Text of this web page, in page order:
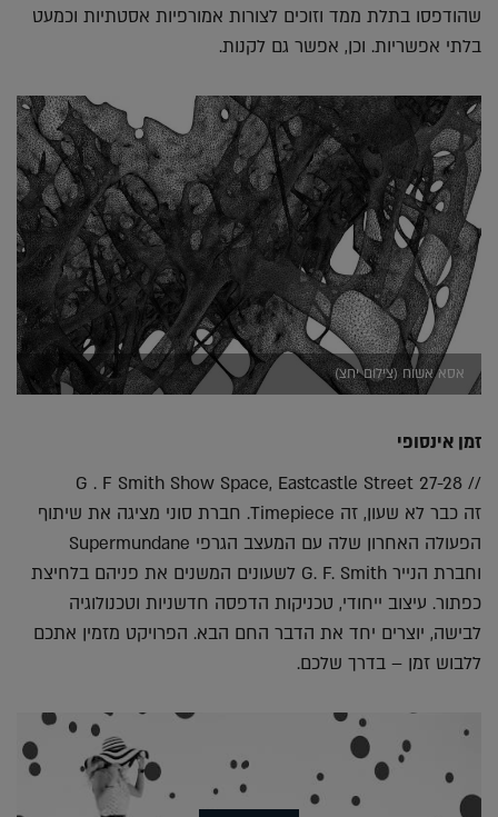
שהודפסו בתלת ממד וזוכים לצורות אמורפיות אסטתיות וכמעט
בלתי אפשריות. וכן, אפשר גם לקנות.
אסא אשוח (צילום יחצ)
זמן אינסופי
// G . F Smith Show Space, Eastcastle Street 27-28
זה כבר לא שעון, זה Timepiece. חברת סוני מציגה את שיתוף
הפעולה האחרון שלה עם המעצב הגרפי Supermundane
וחברת הנייר G. F. Smith לשעונים המשנים את פניהם בלחיצת
כפתור. עיצוב ייחודי, טכניקות הדפסה חדשניות וטכנולוגיה
לבישה, יוצרים יחד את הדבר החם הבא. הפרויקט מזמין אתכם
ללבוש זמן – בדרך שלכם.